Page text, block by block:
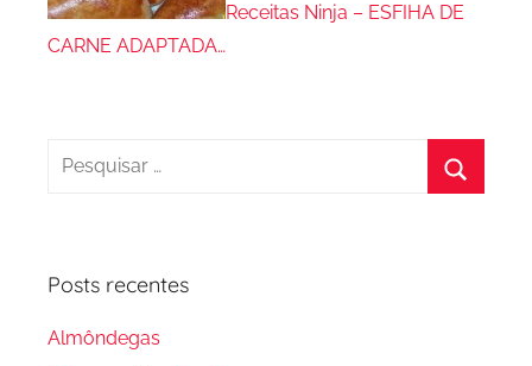
Receitas Ninja – ESFIHA DE
CARNE ADAPTADA…
Pesquisar
Posts recentes
Almôndegas